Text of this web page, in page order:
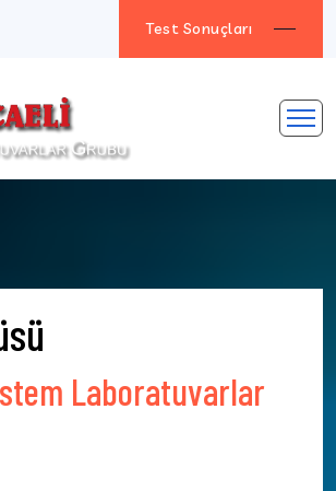
Test Sonuçları
Laboratuvarlar